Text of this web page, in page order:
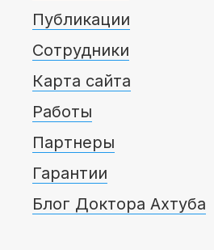
Публикации
Сотрудники
Карта сайта
Работы
Партнеры
Гарантии
Блог Доктора Ахтуба